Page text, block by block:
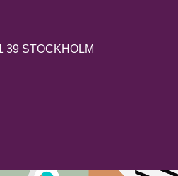
39 STOCKHOLM